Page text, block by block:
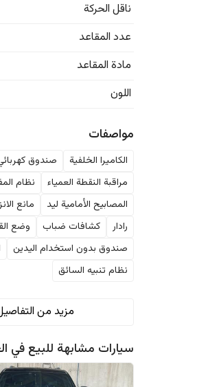
ناقل الحركة
عدد المقاعد
مادة المقاعد
اللون
مواصفات
الكاميرا الخلفية صندوق
مراقبة النقطة العمياء
نظام
المصابيح الأمامية ليد
مانع
رادار
كشافات ضباب وضع
صندوق بدون استخدام اليدين
نظام تنبيه السائق
مزيد من
سيارات مشابهة للبيع في